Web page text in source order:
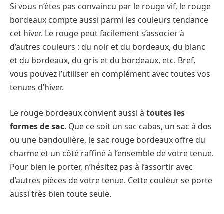
Si vous n’êtes pas convaincu par le rouge vif, le rouge
bordeaux compte aussi parmi les couleurs tendance
cet hiver. Le rouge peut facilement s’associer à
d’autres couleurs : du noir et du bordeaux, du blanc
et du bordeaux, du gris et du bordeaux, etc. Bref,
vous pouvez l’utiliser en complément avec toutes vos
tenues d’hiver.
Le rouge bordeaux convient aussi à toutes les
formes de sac. Que ce soit un sac cabas, un sac à dos
ou une bandoulière, le sac rouge bordeaux offre du
charme et un côté raffiné à l’ensemble de votre tenue.
Pour bien le porter, n’hésitez pas à l’assortir avec
d’autres pièces de votre tenue. Cette couleur se porte
aussi très bien toute seule.